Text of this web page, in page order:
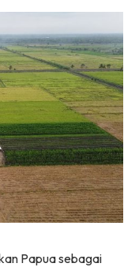
Papua sebagai